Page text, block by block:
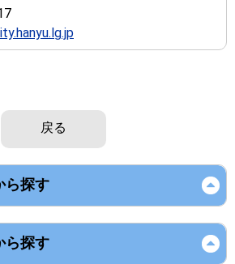
戻る
ら探す
ら探す